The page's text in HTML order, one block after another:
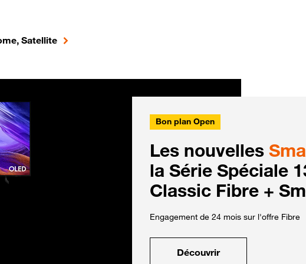
Satellite
Bon plan Open
Les nouvelles
la Série Spéciale
Classic Fibre +
Engagement de 24 mois sur l'offre Fibre
Découvrir